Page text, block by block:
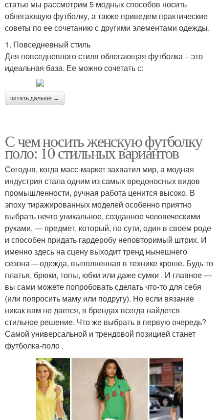
статье мы рассмотрим 5 модных способов носить
облегающую футболку, а также приведем практические
советы по ее сочетанию с другими элементами одежды.
1. Повседневный стиль
Для повседневного стиля облегающая футболка – это
идеальная база. Ее можно сочетать с:
читать дальше →
С чем носить женскую футболку
поло: 10 стильных вариантов
Сегодня, когда масс-маркет захватил мир, а модная
индустрия стала одним из самых вредоносных видов
промышленности, ручная работа ценится высоко. В
эпоху тиражированных моделей особенно приятно
выбрать нечто уникальное, созданное человеческими
руками, — предмет, который, по сути, один в своем роде
и способен придать гардеробу неповторимый штрих. И
именно здесь на сцену выходит тренд нынешнего
сезона — одежда, выполненная в технике кроше. Будь то
платья, брюки, топы, юбки или даже сумки . И главное —
вы сами можете попробовать сделать что-то для себя
(или попросить маму или подругу). Но если вязание
никак вам не дается, в брендах всегда найдется
стильное решение. Что же выбрать в первую очередь?
Самой универсальной и трендовой позицией станет
футболка‑поло .